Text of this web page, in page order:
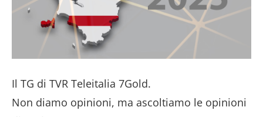
Il TG di TVR Teleitalia 7Gold.
Non diamo opinioni, ma ascoltiamo le opinioni